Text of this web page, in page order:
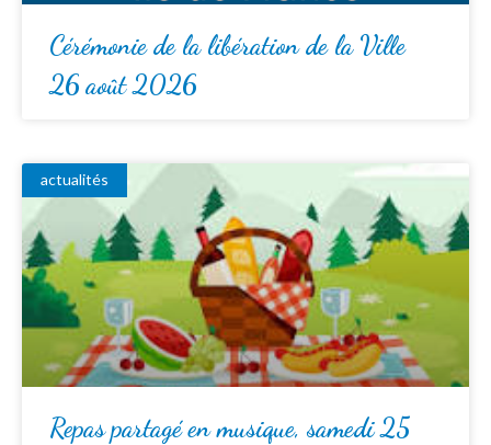
Cérémonie de la libération de la Ville
26 août 2026
actualités
Repas partagé en musique, samedi 25